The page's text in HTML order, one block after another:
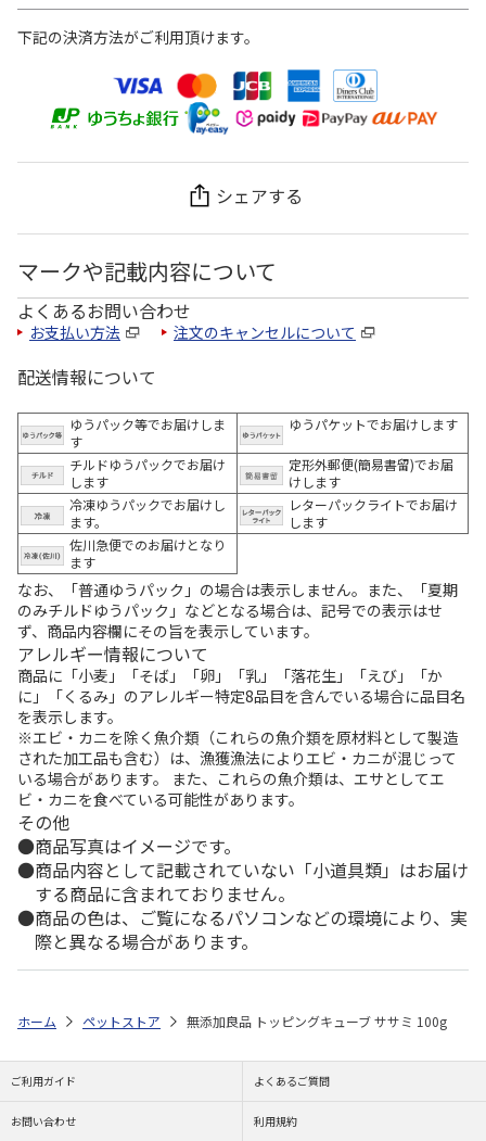
下記の決済方法がご利用頂けます。
シェアする
マークや記載内容について
よくあるお問い合わせ
お支払い方法 注文のキャンセルについて
配送情報について
ゆうパック等でお届けしま
す
ゆうパケットでお届けします
チルドゆうパックでお届け
します
定形外郵便(簡易書留)でお届
けします
冷凍ゆうパックでお届けし
ます。
レターパックライトでお届け
します
佐川急便でのお届けとなり
ます
なお、「普通ゆうパック」の場合は表示しません。また、「夏期
のみチルドゆうパック」などとなる場合は、記号での表示はせ
ず、商品内容欄にその旨を表示しています。
アレルギー情報について
商品に「小麦」「そば」「卵」「乳」「落花生」「えび」「か
に」「くるみ」のアレルギー特定8品目を含んでいる場合に品目名
を表示します。
※エビ・カニを除く魚介類（これらの魚介類を原材料として製造
された加工品も含む）は、漁獲漁法によりエビ・カニが混じって
いる場合があります。 また、これらの魚介類は、エサとしてエ
ビ・カニを食べている可能性があります。
その他
商品写真はイメージです。
商品内容として記載されていない「小道具類」はお届け
する商品に含まれておりません。
商品の色は、ご覧になるパソコンなどの環境により、実
際と異なる場合があります。
ホーム ペットストア 無添加良品 トッピングキューブ ササミ 100g
ご利用ガイド よくあるご質問
お問い合わせ 利用規約